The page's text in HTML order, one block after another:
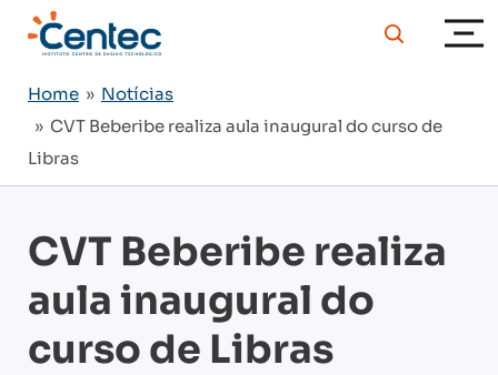
Home » Notícias
» CVT Beberibe realiza aula inaugural do curso de
Libras
CVT Beberibe realiza
aula inaugural do
curso de Libras